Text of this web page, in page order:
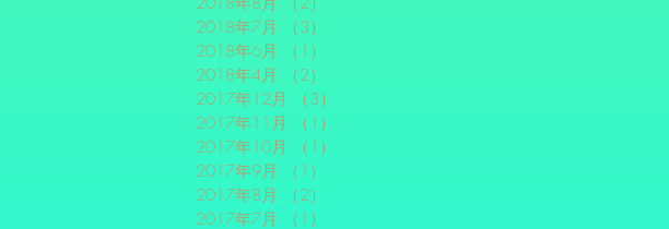
2018年7月
（3）
2018年6月
（1）
2018年4月
（2）
2017年12月
（3）
2017年11月
（1）
2017年10月
（1）
2017年9月
（1）
2017年8月
（2）
2017年7月
（1）